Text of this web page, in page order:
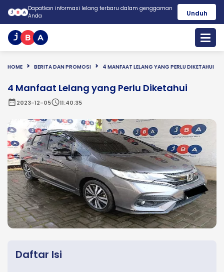
Dapatkan informasi lelang terbaru dalam genggaman
Anda
Unduh
HOME BERITA DAN PROMOSI 4 MANFAAT LELANG YANG PERLU DIKETAHUI
4 Manfaat Lelang yang Perlu Diketahui
date_range2023-12-05schedule11:40:35
Daftar Isi